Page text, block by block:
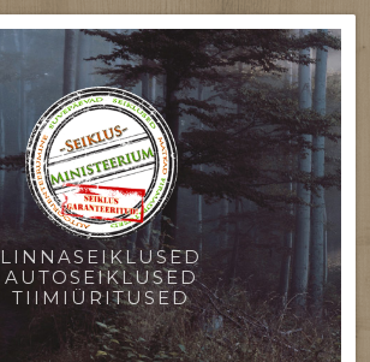
LINNASEIKLUSED
AUTOSEIKLUSED
TIIMIÜRITUSED